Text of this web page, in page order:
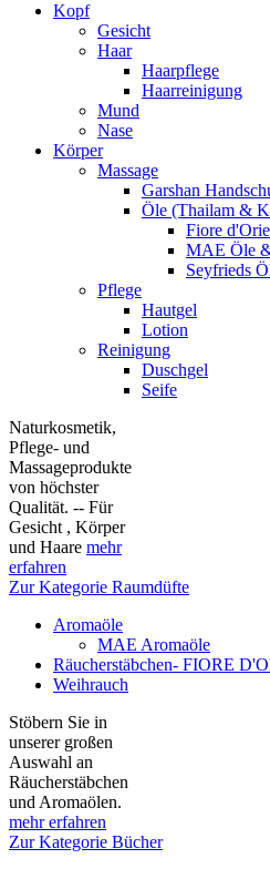
Kopf
Gesicht
Haar
Haarpflege
Haarreinigung
Mund
Nase
Körper
Massage
Garshan
Öle (Thailam &
Fiore
MAE Öle
Seyfrieds
Pflege
Hautgel
Lotion
Reinigung
Duschgel
Seife
Naturkosmetik,
Pflege- und
Massageprodukte
von höchster
Qualität. -- Für
Gesicht , Körper
und Haare mehr
erfahren
Zur Kategorie Raumdüfte
Aromaöle
MAE Aromaöle
Räucherstäbchen- FIORE
Weihrauch
Stöbern Sie in
unserer großen
Auswahl an
Räucherstäbchen
und Aromaölen.
mehr erfahren
Zur Kategorie Bücher